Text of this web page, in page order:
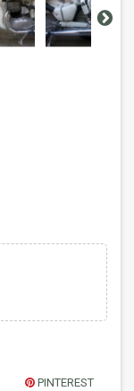
PINTEREST